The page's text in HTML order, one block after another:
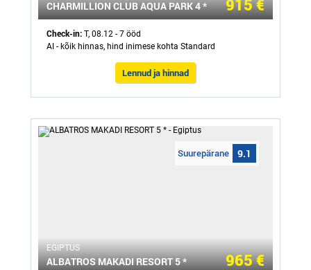
CHARMILLION CLUB AQUA PARK 4 * 915 €
Check-in: T, 08.12 - 7 ööd
AI - kõik hinnas, hind inimese kohta Standard
Lennud ja hinnad
Suurepärane 9.1
ЕGIPTUS
ALBATROS MAKADI RESORT 5 * 965 €